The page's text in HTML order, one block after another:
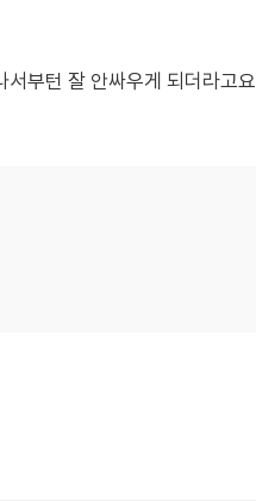
부턴 잘 안싸우게 되더라고요